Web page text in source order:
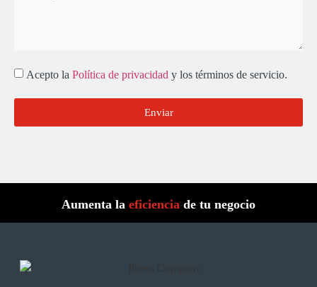
Acepto la Política de privacidad y los términos de servicio.
Enviar
Aumenta la eficiencia de tu negocio